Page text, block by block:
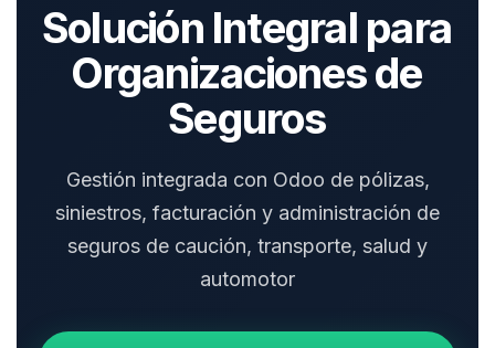
Solución Integral para
Organizaciones de
Seguros
Gestión integrada con Odoo de pólizas,
siniestros, facturación y administración de
seguros de caución, transporte, salud y
automotor